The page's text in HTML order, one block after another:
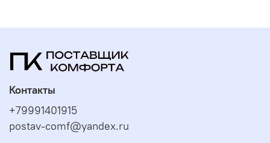
Контакты
+79991401915
postav-comf@yandex.ru